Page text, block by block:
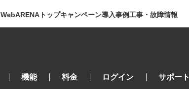
WebARENAトップキャンペーン導入事例工事・故障情報
機能 料金 ログイン サポート